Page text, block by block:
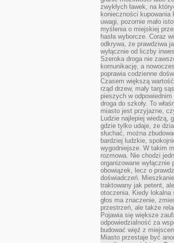
zwykłych ławek, na
konieczności kupowania
uwagi, pozornie mało
myślenia o miejskiej
hasła wyborcze. Coraz
odkrywa, że prawdziwa
wyłącznie od liczby
Szeroka droga nie
komunikację, a
poprawia codzienne
Czasem większą
rząd drzew, mały targ
pieszych w
droga do szkoły. To
miasto jest przyjazne,
Ludzie najlepiej wiedzą,
gdzie tylko udaje, że
słuchać, można
bardziej ludzkie,
wygodniejsze. W takim
rozmowa. Nie chodzi
organizowane wyłącznie
obowiązek, lecz o
doświadczeń.
traktowany jak petent,
otoczenia. Kiedy lokalna
głos ma znaczenie,
przestrzeń, ale także
Pojawia się większe
odpowiedzialność za
budować więź z
Miasto przestaje być